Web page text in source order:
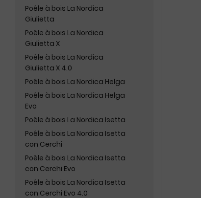
Poêle à bois La Nordica
Giulietta
Poêle à bois La Nordica
Giulietta X
Poêle à bois La Nordica
Giulietta X 4.0
Poêle à bois La Nordica Helga
Poêle à bois La Nordica Helga
Evo
Poêle à bois La Nordica Isetta
Poêle à bois La Nordica Isetta
con Cerchi
Poêle à bois La Nordica Isetta
con Cerchi Evo
Poêle à bois La Nordica Isetta
con Cerchi Evo 4.0